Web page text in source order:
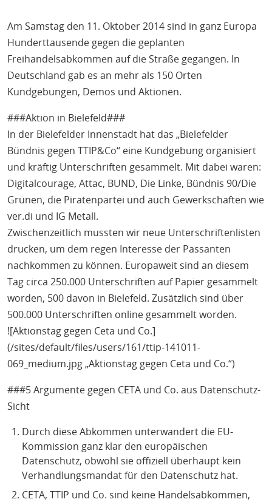
Am Samstag den 11. Oktober 2014 sind in ganz Europa
Hunderttausende gegen die geplanten
Freihandelsabkommen auf die Straße gegangen. In
Deutschland gab es an mehr als 150 Orten
Kundgebungen, Demos und Aktionen.
###Aktion in Bielefeld###
In der Bielefelder Innenstadt hat das „Bielefelder
Bündnis gegen TTIP&Co“ eine Kundgebung organisiert
und kräftig Unterschriften gesammelt. Mit dabei waren:
Digitalcourage, Attac, BUND, Die Linke, Bündnis 90/Die
Grünen, die Piratenpartei und auch Gewerkschaften wie
ver.di und IG Metall.
Zwischenzeitlich mussten wir neue Unterschriftenlisten
drucken, um dem regen Interesse der Passanten
nachkommen zu können. Europaweit sind an diesem
Tag circa 250.000 Unterschriften auf Papier gesammelt
worden, 500 davon in Bielefeld. Zusätzlich sind über
500.000 Unterschriften online gesammelt worden.
![Aktionstag gegen Ceta und Co.]
(/sites/default/files/users/161/ttip-141011-
069_medium.jpg „Aktionstag gegen Ceta und Co.“)
###5 Argumente gegen CETA und Co. aus Datenschutz-
Sicht
Durch diese Abkommen unterwandert die EU-
Kommission ganz klar den europäischen
Datenschutz, obwohl sie offiziell überhaupt kein
Verhandlungsmandat für den Datenschutz hat.
CETA, TTIP und Co. sind keine Handelsabkommen,